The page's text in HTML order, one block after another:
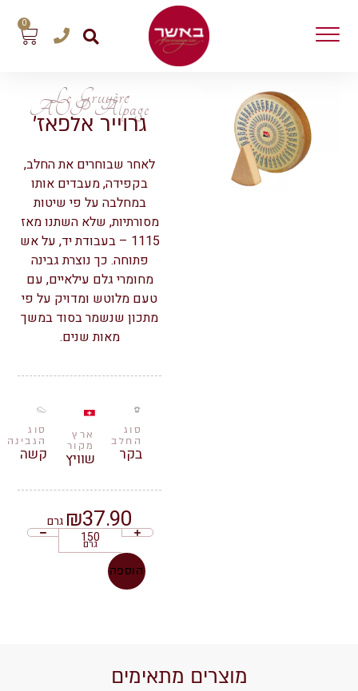
0
Le Gruyère
AOP Alpage
גרוייר אלפאז’
לאחר שבוחרים את החלב,
בקפידה, מעבדים אותו
במחלבה על פי שיטות
מסורתיות, שלא השתנו מאז
1115 – בעבודת יד, על אש
פתוחה. כך נוצרת גבינה
מחומרי גלם עילאיים, עם
טעם מלוטש ומדויק על פי
מתכון שנשמר בסוד במשך
מאות שנים.
סוג
החלב
בקר
ארץ
מקור
שוויץ
סוג
הגבינה
קשה
₪37.90 גרם
גרם
הוספה
מוצרים מתאימים